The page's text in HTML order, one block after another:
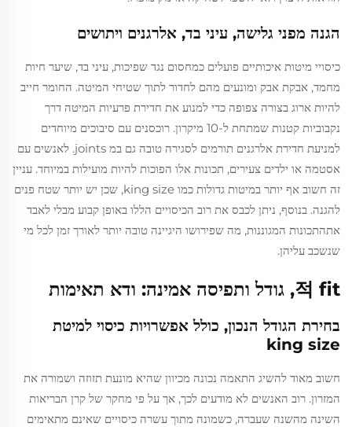
הגנה מפני גלישה, עיני בד, אלרגנים ויתושים
כיסויי מיטות איכותיים פועלים כמחסום נגד שפיכות, עיני בד, שיער חיות
מחמד, אבקת אבק ומונעים מהם לחדור לתוך שטיחי המיטה. החומר חייב
להיות ארוג בצורה צפופה כדי למנוע את חדירת פרעיות המיטה דרך
נקבוביות קטנות שמתחת ל-10 מיקרון. רוכסנים עם סיבוכים מיוחדים
למניעת חדירת אלרגנים תורמים לסגירה טובה גם במ joints. לאנשים עם
אסטמה או ילדים צעירים, תכונות אלו הפוכות להיות מועילות במיוחד. עניין
זה חשוב אף יותר במיטות גדולות כמו king size, שכן יש יותר שטח פנים
להגנה. בנוסף, ניתן לכבס את רוב הכיסויים הללו באופן קבוע מבלי לאבד
אתהתכונות המגוננות, מה שפירושו היגיינה טובה יותר לאורך זמן לכל מי
שנשכב עליהן.
적 fit, גודל ותפיסה אמינה: ודא תאימות
בחירת הגודל הנכון, כולל אפשרויות כיסוי למיטת
king size
חשוב מאוד להשיג התאמה נכונה מכיוון שהיא מונעת תזוזה ושמורה את
המזרון. רוב האנשים לא מודעים לכך, אך על פי מחקר של קרן הבריאות
השינה מהשנה שעברה, כשמונה מתוך עשרה כיסויים שאינם מתאימים